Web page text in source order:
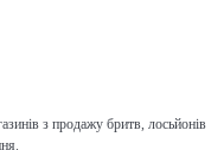
з продажу бритв, лосьйонів